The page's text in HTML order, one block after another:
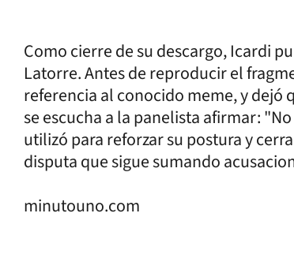
Como cierre de su descargo, Icardi
Latorre. Antes de reproducir el
referencia al conocido meme, y dejó
se escucha a la panelista afirmar:
utilizó para reforzar su postura y
disputa que sigue sumando
minutouno.com